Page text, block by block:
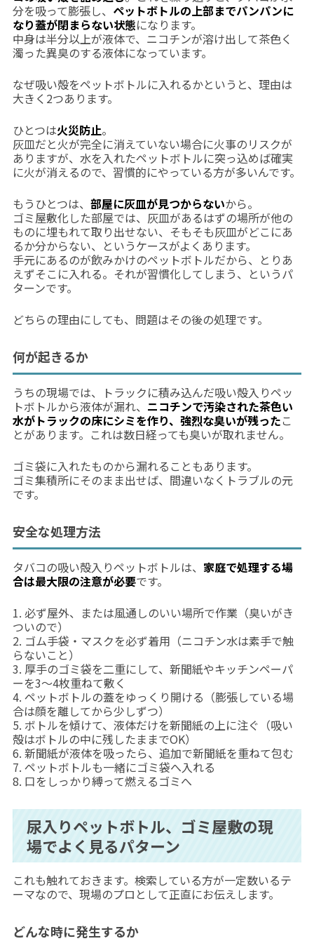
分を吸って膨張し、 ペットボトルの上部までパンパンに
なり蓋が閉まらない状態になります。
中身は半分以上が液体で、ニコチンが溶け出して茶色く
濁った異臭のする液体になっています。
なぜ吸い殻をペットボトルに入れるかというと、理由は
大きく2つあります。
ひとつは火災防止。
灰皿だと火が完全に消えていない場合に火事のリスクが
ありますが、水を入れたペットボトルに突っ込めば確実
に火が消えるので、習慣的にやっている方が多いんです。
もうひとつは、 部屋に灰皿が見つからないから。
ゴミ屋敷化した部屋では、灰皿があるはずの場所が他の
ものに埋もれて取り出せない、そもそも灰皿がどこにあ
るか分からない、というケースがよくあります。
手元にあるのが飲みかけのペットボトルだから、とりあ
えずそこに入れる。それが習慣化してしまう、というパ
ターンです。
どちらの理由にしても、問題はその後の処理です。
何が起きるか
うちの現場では、トラックに積み込んだ吸い殻入りペッ
トボトルから液体が漏れ、 ニコチンで汚染された茶色い
水がトラックの床にシミを作り、強烈な臭いが残ったこ
とがあります。これは数日経っても臭いが取れません。
ゴミ袋に入れたものから漏れることもあります。
ゴミ集積所にそのまま出せば、間違いなくトラブルの元
です。
安全な処理方法
タバコの吸い殻入りペットボトルは、 家庭で処理する場
合は最大限の注意が必要です。
1. 必ず屋外、または風通しのいい場所で作業（臭いがき
ついので）
2. ゴム手袋・マスクを必ず着用（ニコチン水は素手で触
らないこと）
3. 厚手のゴミ袋を二重にして、新聞紙やキッチンペーパ
ーを3〜4枚重ねて敷く
4. ペットボトルの蓋をゆっくり開ける（膨張している場
合は顔を離してから少しずつ）
5. ボトルを傾けて、液体だけを新聞紙の上に注ぐ（吸い
殻はボトルの中に残したままでOK）
6. 新聞紙が液体を吸ったら、追加で新聞紙を重ねて包む
7. ペットボトルも一緒にゴミ袋へ入れる
8. 口をしっかり縛って燃えるゴミへ
尿入りペットボトル、ゴミ屋敷の現
場でよく見るパターン
これも触れておきます。検索している方が一定数いるテ
ーマなので、現場のプロとして正直にお伝えします。
どんな時に発生するか